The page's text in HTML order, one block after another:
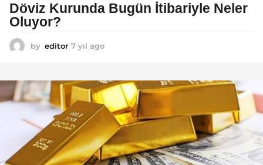
Döviz Kurunda Bugün İtibariyle Neler
Oluyor?
by editor 7 yıl ago
l
a
g
o